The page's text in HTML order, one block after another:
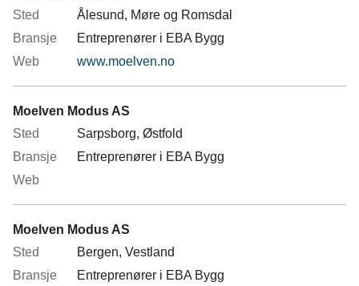
Ålesund, Møre og Romsdal
Entreprenører i EBA Bygg
www.moelven.no
Moelven Modus AS
Sarpsborg, Østfold
Entreprenører i EBA Bygg
Moelven Modus AS
Bergen, Vestland
Entreprenører i EBA Bygg